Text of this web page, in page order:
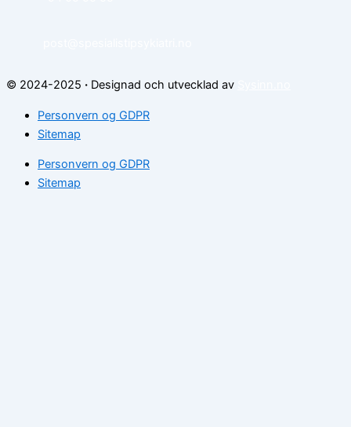
© 2024-2025 · Designad och utvecklad av
Personvern og GDPR
Sitemap
Personvern og GDPR
Sitemap